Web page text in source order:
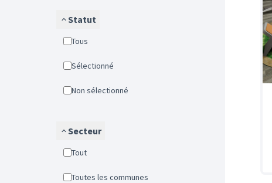
Statut
Tous
Sélectionné
Non sélectionné
Secteur
Tout
Toutes les communes